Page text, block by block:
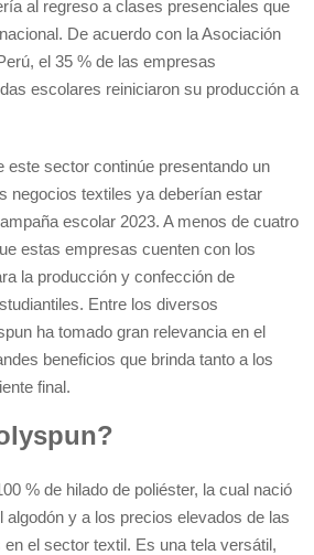
al regreso a clases presenciales que
De acuerdo con la Asociación
el 35 % de las empresas
escolares reiniciaron su producción a
este sector continúe presentando un
negocios textiles ya deberían estar
escolar 2023. A menos de cuatro
estas empresas cuenten con los
la producción y confección de
Entre los diversos
ha tomado gran relevancia en el
beneficios que brinda tanto a los
final.
% de hilado de poliéster, la cual nació
algodón y a los precios elevados de las
el sector textil. Es una tela versátil,